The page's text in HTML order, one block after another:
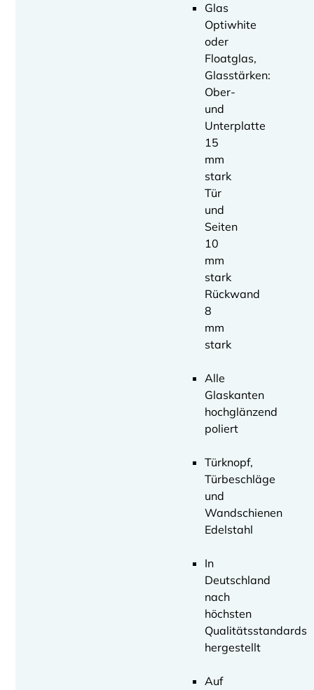
Glas
Optiwhite
oder
Floatglas,
Glasstärken:
Ober-
und
Unterplatte
15
mm
stark
Tür
und
Seiten
10
mm
stark
Rückwand
8
mm
stark
Alle
Glaskanten
hochglänzend
poliert
Türknopf,
Türbeschläge
und
Wandschienen
Edelstahl
In
Deutschland
nach
höchsten
Qualitätsstandards
hergestellt
Auf